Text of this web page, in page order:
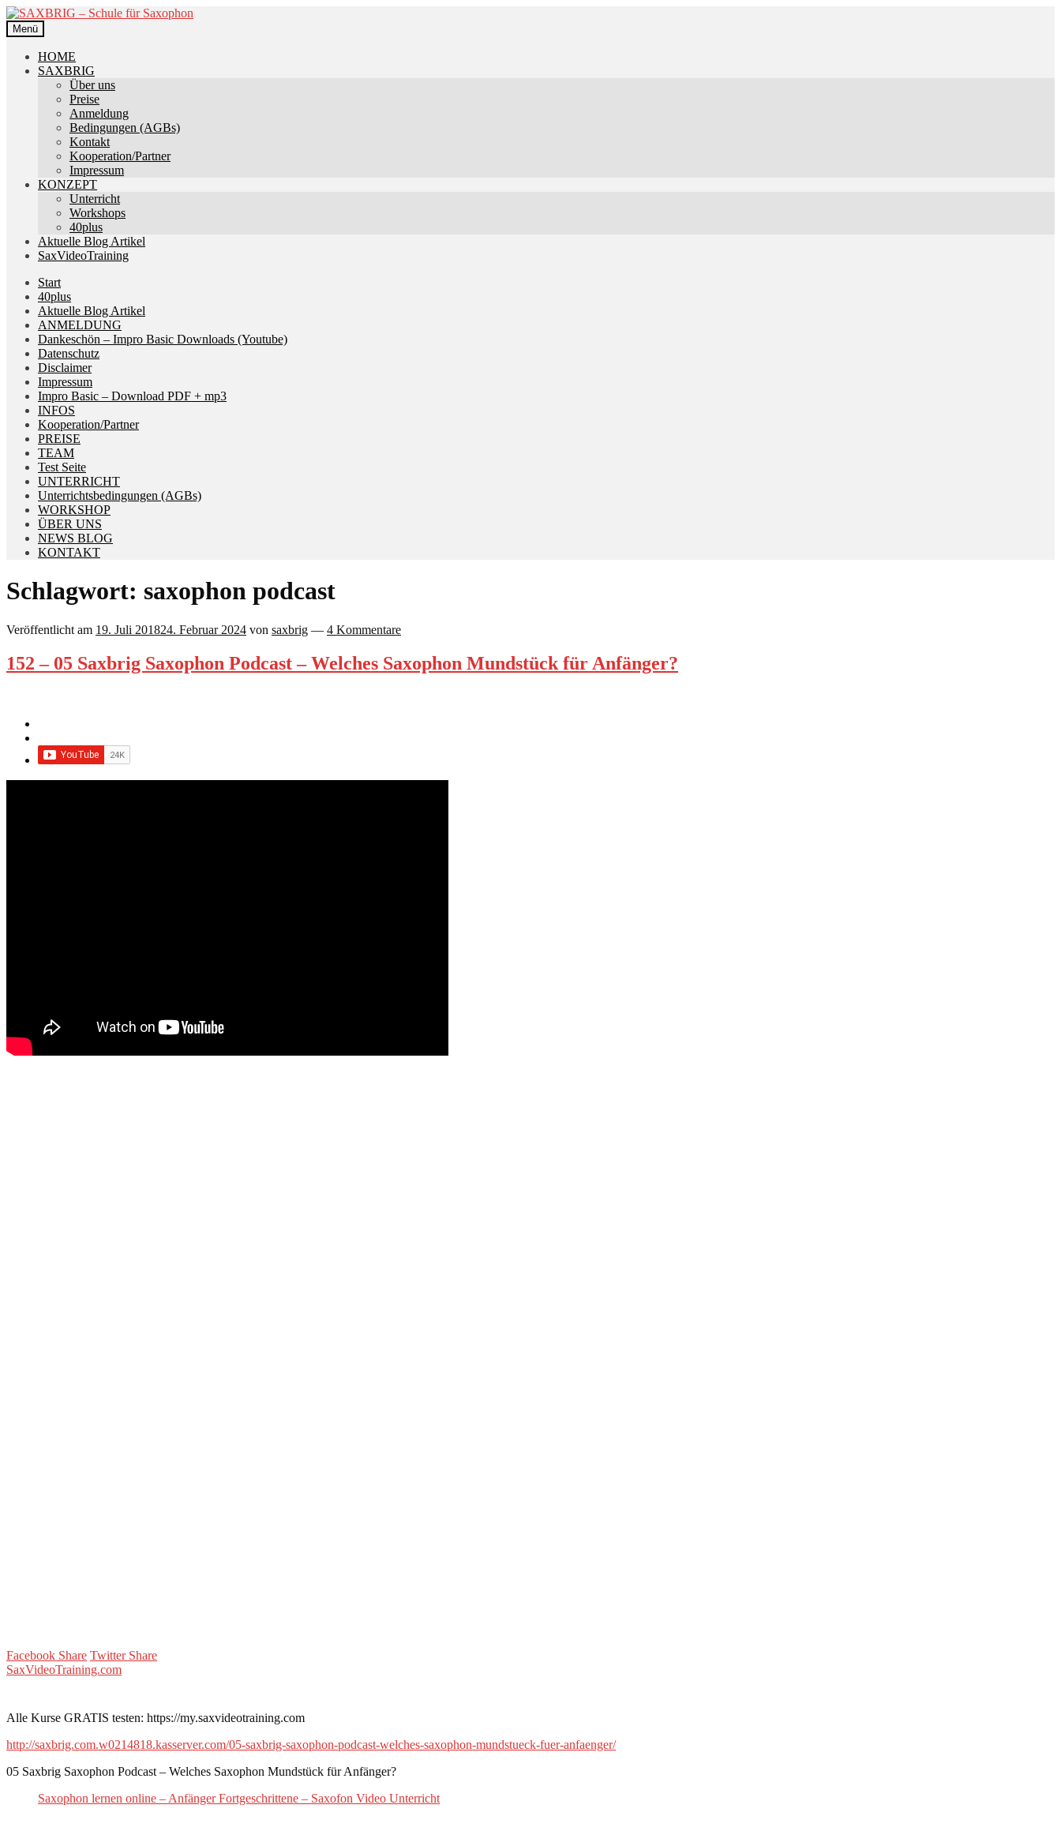
Zur
Navigation
springen
Zum
Inhalt
springen
Menü
HOME
SAXBRIG
Über uns
Preise
Anmeldung
Bedingungen (AGBs)
Kontakt
Kooperation/Partner
Impressum
KONZEPT
Unterricht
Workshops
40plus
Aktuelle Blog Artikel
SaxVideoTraining
Start
40plus
Aktuelle Blog Artikel
ANMELDUNG
Dankeschön – Impro Basic Downloads (Youtube)
Datenschutz
Disclaimer
Impressum
Impro Basic – Download PDF + mp3
INFOS
Kooperation/Partner
PREISE
TEAM
Test Seite
UNTERRICHT
Unterrichtsbedingungen (AGBs)
WORKSHOP
ÜBER UNS
NEWS BLOG
KONTAKT
Schlagwort: saxophon podcast
Veröffentlicht am 19. Juli 201824. Februar 2024 von saxbrig — 4 Kommentare
152 – 05 Saxbrig Saxophon Podcast – Welches Saxophon Mundstück für Anfänger?
Facebook Share Twitter Share
SaxVideoTraining.com
Alle Kurse GRATIS testen: https://my.saxvideotraining.com
http://saxbrig.com.w0214818.kasserver.com/05-saxbrig-saxophon-podcast-welches-saxophon-mundstueck-fuer-anfaenger/
05 Saxbrig Saxophon Podcast – Welches Saxophon Mundstück für Anfänger?
Saxophon lernen online – Anfänger Fortgeschrittene – Saxofon Video Unterricht